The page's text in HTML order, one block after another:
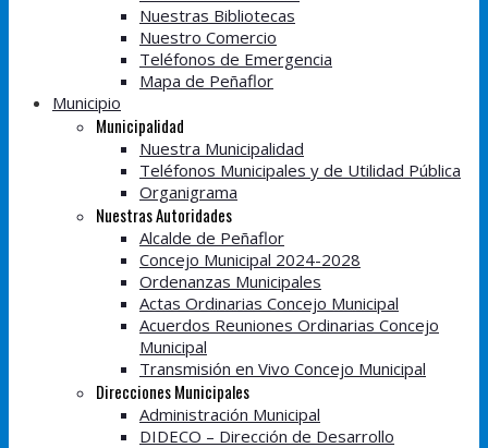
Nuestras Bibliotecas
Nuestro Comercio
Teléfonos de Emergencia
Mapa de Peñaflor
Municipio
Municipalidad
Nuestra Municipalidad
Teléfonos Municipales y de Utilidad Pública
Organigrama
Nuestras Autoridades
Alcalde de Peñaflor
Concejo Municipal 2024-2028
Ordenanzas Municipales
Actas Ordinarias Concejo Municipal
Acuerdos Reuniones Ordinarias Concejo
Municipal
Transmisión en Vivo Concejo Municipal
Direcciones Municipales
Administración Municipal
DIDECO – Dirección de Desarrollo